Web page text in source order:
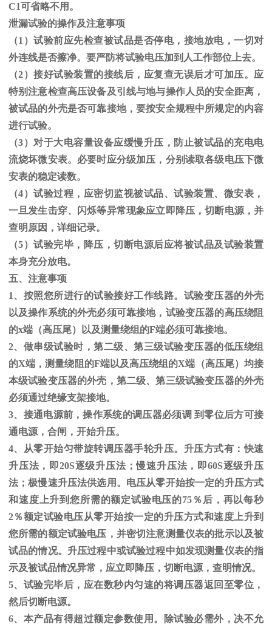
C1可省略不用。
泄漏试验的操作及注意事项
（1）试验前应先检查被试品是否停电，接地放电，一切对
外连线是否擦净。要严防将试验电压加到人工作部位上去。
（2）接好试验装置的接线后，应复查无误后才可加压。应
特别注意检查高压设备及引线与地与操作人员的安全距离，
被试品的外壳是否可靠接地，要按安全规程中所规定的内容
进行试验。
（3）对于大电容量设备应缓慢升压，防止被试品的充电电
流烧坏微安表。必要时应分级加压，分别读取各级电压下微
安表的稳定读数。
（4）试验过程，应密切监视被试品、试验装置、微安表，
一旦发生击穿、闪烁等异常现象应立即降压，切断电源，并
查明原因，详细记录。
（5）试验完毕，降压，切断电源后应将被试品及试验装置
本身充分放电。
五、注意事项
1、按照您所进行的试验接好工作线路。试验变压器的外壳
以及操作系统的外壳必须可靠接地，试验变压器的高压绕阻
的x端（高压尾）以及测量绕组的F端必须可靠接地。
2、做串级试验时，第二级、第三级试验变压器的低压绕组
的X端，测量绕阻的F端以及高压绕组的X端（高压尾）均接
本级试验变压器的外壳，第二级、第三级试验变压器的外壳
必须通过绝缘支架接地。
3、接通电源前，操作系统的调压器必须调 到零位后方可接
通电源，合闸，开始升压。
4、从零开始匀带旋转调压器手轮升压。升压方式有：快速
升压法，即20S逐级升压法；慢速升压法，即60S逐级升压
法；极慢速升压法供选用。电压从零开始按一定的升压方式
和速度上升到您所需的额定试验电压的75 ％后，再以每秒
2％额定试验电压从零开始按一定的升压方式和速度上升到
您所需的额定试验电压，并密切注意测量仪表的批示以及被
试品的情况。升压过程中或试验过程中如发现测量仪表的指
示及被试品情况异常，应立即降压，切断电源，查明情况。
5、试验完毕后，应在数秒内匀速的将调压器返回至零位，
然后切断电源。
6、本产品有得超过额定参数使用。除试验必需外，决不允